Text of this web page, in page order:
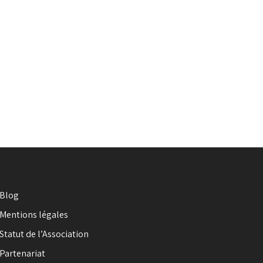
Blog
Mentions légales
Statut de l’Association
Partenariat